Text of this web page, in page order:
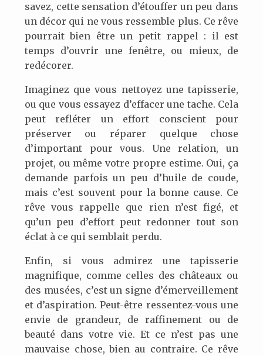
savez, cette sensation d’étouffer un peu dans
un décor qui ne vous ressemble plus. Ce rêve
pourrait bien être un petit rappel : il est
temps d’ouvrir une fenêtre, ou mieux, de
redécorer.
Imaginez que vous nettoyez une tapisserie,
ou que vous essayez d’effacer une tache. Cela
peut refléter un effort conscient pour
préserver ou réparer quelque chose
d’important pour vous. Une relation, un
projet, ou même votre propre estime. Oui, ça
demande parfois un peu d’huile de coude,
mais c’est souvent pour la bonne cause. Ce
rêve vous rappelle que rien n’est figé, et
qu’un peu d’effort peut redonner tout son
éclat à ce qui semblait perdu.
Enfin, si vous admirez une tapisserie
magnifique, comme celles des châteaux ou
des musées, c’est un signe d’émerveillement
et d’aspiration. Peut-être ressentez-vous une
envie de grandeur, de raffinement ou de
beauté dans votre vie. Et ce n’est pas une
mauvaise chose, bien au contraire. Ce rêve